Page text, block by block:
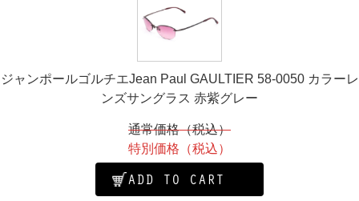
ジャンポールゴルチエJean Paul GAULTIER 58-0050 カラーレ
ンズサングラス 赤紫グレー
通常価格（税込）
特別価格（税込）
ADD TO CART